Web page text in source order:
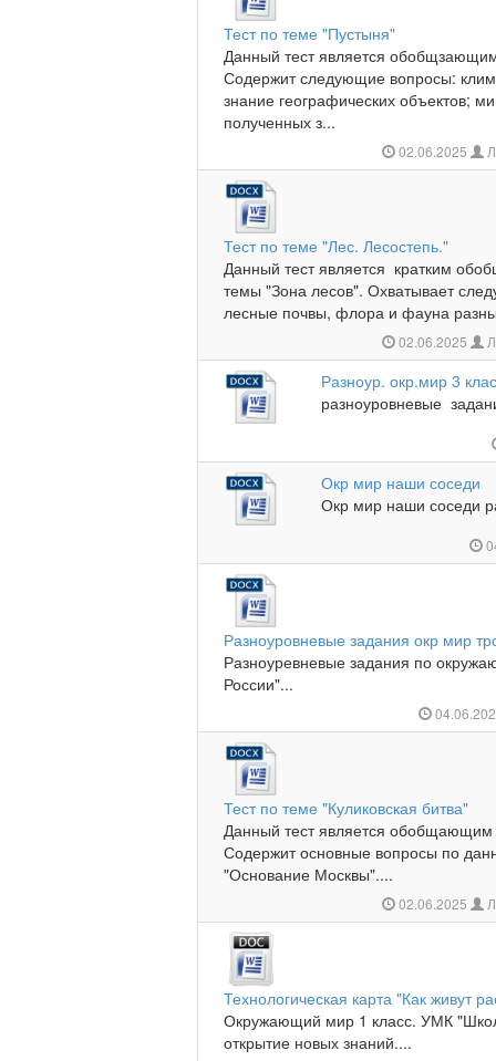
Тест по теме "Пустыня"
Данный тест является
Содержит следующие вопросы:
знание географических объектов;
полученных з...
02.06.2025
Тест по теме "Лес. Лесостепь."
Данный тест является кратким
темы "Зона лесов". Охватывает
лесные почвы, флора и фауна
02.06.2025
Разноур. окр.мир 3
разноуровневые
Окр мир наши соседи
Окр мир наши соседи
Разноуровневые задания окр мир
Разноуревневые задания по
России"...
Тест по теме "Куликовская битва"
Данный тест является обобщающим
Содержит основные вопросы по
"Основание Москвы"....
02.06.2025
Технологическая карта "Как живут
Окружающий мир 1 класс. УМК
открытие новых знаний....